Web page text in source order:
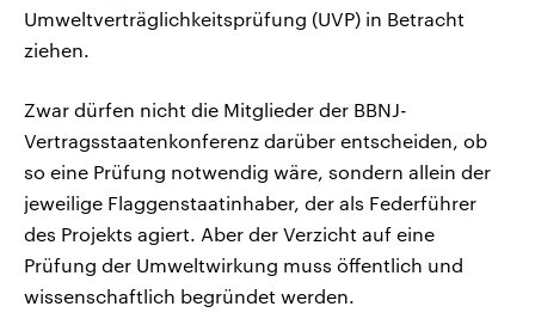
Umweltverträglichkeitsprüfung (UVP) in Betracht
ziehen.
Zwar dürfen nicht die Mitglieder der BBNJ-
Vertragsstaatenkonferenz darüber entscheiden, ob
so eine Prüfung notwendig wäre, sondern allein der
jeweilige Flaggenstaatinhaber, der als Federführer
des Projekts agiert. Aber der Verzicht auf eine
Prüfung der Umweltwirkung muss öffentlich und
wissenschaftlich begründet werden.